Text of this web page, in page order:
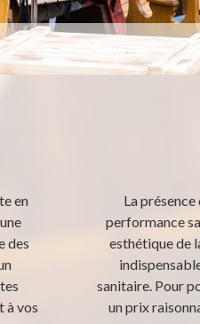
en
des
à vos
La
performance
esthétique de
sanitaire. Pour
un prix